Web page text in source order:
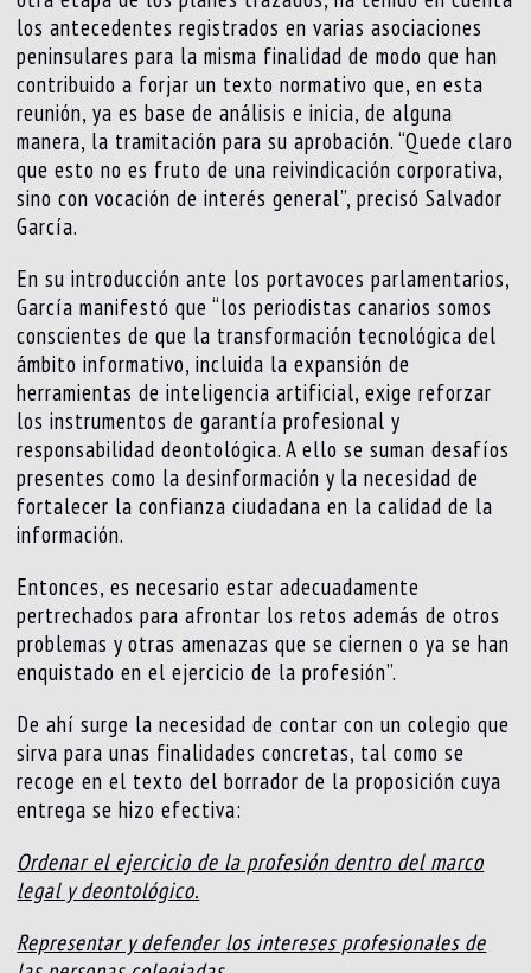
los antecedentes registrados en varias asociaciones
peninsulares para la misma finalidad de modo que han
contribuido a forjar un texto normativo que, en esta
reunión, ya es base de análisis e inicia, de alguna
manera, la tramitación para su aprobación. “Quede claro
que esto no es fruto de una reivindicación corporativa,
sino con vocación de interés general”, precisó Salvador
García.
En su introducción ante los portavoces parlamentarios,
García manifestó que “los periodistas canarios somos
conscientes de que la transformación tecnológica del
ámbito informativo, incluida la expansión de
herramientas de inteligencia artificial, exige reforzar
los instrumentos de garantía profesional y
responsabilidad deontológica. A ello se suman desafíos
presentes como la desinformación y la necesidad de
fortalecer la confianza ciudadana en la calidad de la
información.
Entonces, es necesario estar adecuadamente
pertrechados para afrontar los retos además de otros
problemas y otras amenazas que se ciernen o ya se han
enquistado en el ejercicio de la profesión”.
De ahí surge la necesidad de contar con un colegio que
sirva para unas finalidades concretas, tal como se
recoge en el texto del borrador de la proposición cuya
entrega se hizo efectiva:
Ordenar el ejercicio de la profesión dentro del marco
legal y deontológico.
Representar y defender los intereses profesionales de